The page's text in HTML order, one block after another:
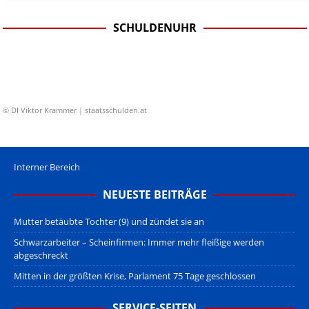
SCHULDENUHR
© DI Viktor Krammer | staatsschulden.at
Interner Bereich
NEUESTE BEITRÄGE
Mutter betäubte Tochter (9) und zündet sie an
Schwarzarbeiter – Scheinfirmen: Immer mehr fleißige werden
abgeschreckt
Mitten in der größten Krise, Parlament 75 Tage geschlossen